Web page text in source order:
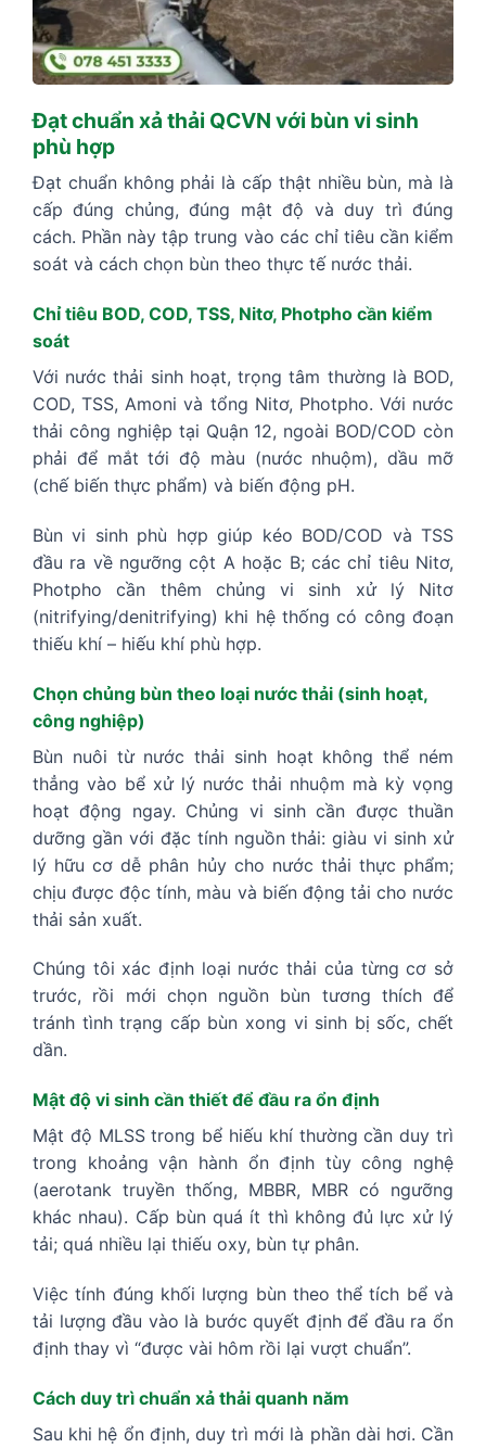
Đạt chuẩn xả thải QCVN với bùn vi sinh
phù hợp
Đạt chuẩn không phải là cấp thật nhiều bùn, mà là
cấp đúng chủng, đúng mật độ và duy trì đúng
cách. Phần này tập trung vào các chỉ tiêu cần kiểm
soát và cách chọn bùn theo thực tế nước thải.
Chỉ tiêu BOD, COD, TSS, Nitơ, Photpho cần kiểm
soát
Với nước thải sinh hoạt, trọng tâm thường là BOD,
COD, TSS, Amoni và tổng Nitơ, Photpho. Với nước
thải công nghiệp tại Quận 12, ngoài BOD/COD còn
phải để mắt tới độ màu (nước nhuộm), dầu mỡ
(chế biến thực phẩm) và biến động pH.
Bùn vi sinh phù hợp giúp kéo BOD/COD và TSS
đầu ra về ngưỡng cột A hoặc B; các chỉ tiêu Nitơ,
Photpho cần thêm chủng vi sinh xử lý Nitơ
(nitrifying/denitrifying) khi hệ thống có công đoạn
thiếu khí – hiếu khí phù hợp.
Chọn chủng bùn theo loại nước thải (sinh hoạt,
công nghiệp)
Bùn nuôi từ nước thải sinh hoạt không thể ném
thẳng vào bể xử lý nước thải nhuộm mà kỳ vọng
hoạt động ngay. Chủng vi sinh cần được thuần
dưỡng gần với đặc tính nguồn thải: giàu vi sinh xử
lý hữu cơ dễ phân hủy cho nước thải thực phẩm;
chịu được độc tính, màu và biến động tải cho nước
thải sản xuất.
Chúng tôi xác định loại nước thải của từng cơ sở
trước, rồi mới chọn nguồn bùn tương thích để
tránh tình trạng cấp bùn xong vi sinh bị sốc, chết
dần.
Mật độ vi sinh cần thiết để đầu ra ổn định
Mật độ MLSS trong bể hiếu khí thường cần duy trì
trong khoảng vận hành ổn định tùy công nghệ
(aerotank truyền thống, MBBR, MBR có ngưỡng
khác nhau). Cấp bùn quá ít thì không đủ lực xử lý
tải; quá nhiều lại thiếu oxy, bùn tự phân.
Việc tính đúng khối lượng bùn theo thể tích bể và
tải lượng đầu vào là bước quyết định để đầu ra ổn
định thay vì “được vài hôm rồi lại vượt chuẩn”.
Cách duy trì chuẩn xả thải quanh năm
Sau khi hệ ổn định, duy trì mới là phần dài hơi. Cần